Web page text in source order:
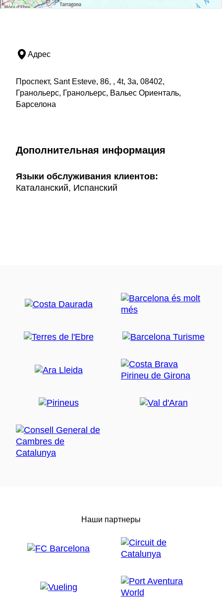
Адрес
Проспект, Sant Esteve, 86, , 4t, 3a, 08402,
Гранольерс, Гранольерс, Вальес Ориенталь,
Барселона
Дополнительная информация
Языки обслуживания клиентов:
Каталанский, Испанский
Наши партнеры